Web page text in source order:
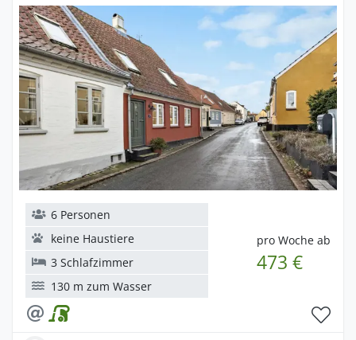
pro Woche ab
473 €
6 Personen
keine Haustiere
3 Schlafzimmer
130 m zum Wasser